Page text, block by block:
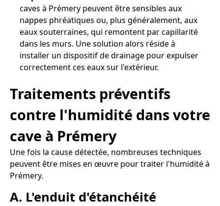
caves à Prémery peuvent être sensibles aux
nappes phréatiques ou, plus généralement, aux
eaux souterraines, qui remontent par capillarité
dans les murs. Une solution alors réside à
installer un dispositif de drainage pour expulser
correctement ces eaux sur l'extérieur.
Traitements préventifs
contre l'humidité dans votre
cave à Prémery
Une fois la cause détectée, nombreuses techniques
peuvent être mises en œuvre pour traiter l'humidité à
Prémery.
A. L'enduit d'étanchéité